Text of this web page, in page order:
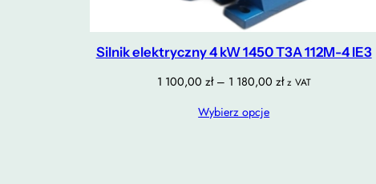
Silnik elektryczny 4 kW 1450 T3A 112M-4 IE3
1 100,00 zł – 1 180,00 złZakres
z VAT
Wybierz opcje